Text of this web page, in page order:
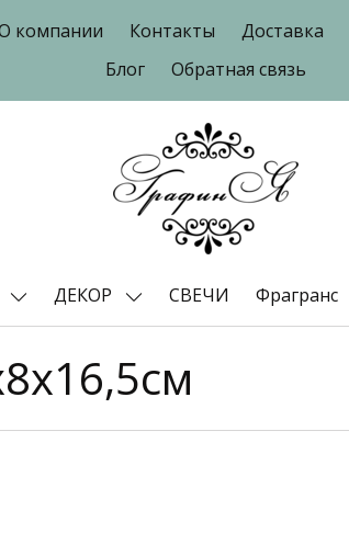
компании Контакты Доставка
Блог
Обратная связь
ДЕКОР СВЕЧИ Фрагранс